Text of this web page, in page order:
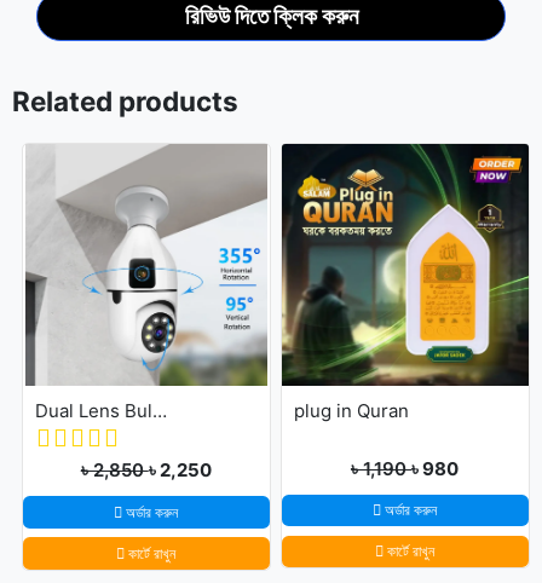
রিভিউ দিতে ক্লিক করুন
Related products
Dual Lens Bulb Holder Camera V380 Pro Apps 1080p full Hd Resulation cctv camera
৳ 2,850৳ 2,250
অর্ডার করুন
কার্টে রাখুন
plug in Quran
৳ 1,190৳ 980
অর্ডার করুন
কার্টে রাখুন